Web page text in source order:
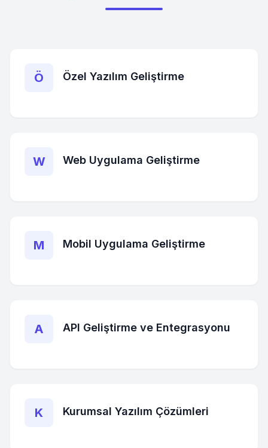
Ö Özel Yazılım Geliştirme
W Web Uygulama Geliştirme
M Mobil Uygulama Geliştirme
A API Geliştirme ve Entegrasyonu
K Kurumsal Yazılım Çözümleri